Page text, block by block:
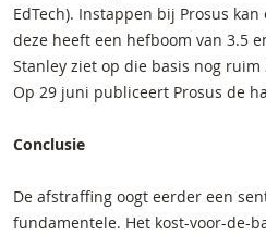
EdTech). Instappen bij Prosus kan
deze heeft een hefboom van 3.5
Stanley ziet op die basis nog
Op 29 juni publiceert Prosus de
Conclusie
De afstraffing oogt eerder een
fundamentele. Het kost-voor-de-